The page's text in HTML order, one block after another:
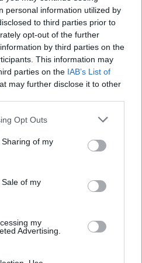
personal information utilized by
to third parties prior to
opt-out of the further
by third parties on the
This information may
parties on the IAB’s List of
may further disclose it to other
app uses one or more Google
behaviour. You may click to
and its third-party tags to
purposes in below Google
Opt Outs
of my
of my
my
Advertising.
κυρώσεις για τα
αυστηρότερες
ελέγχους μέσα